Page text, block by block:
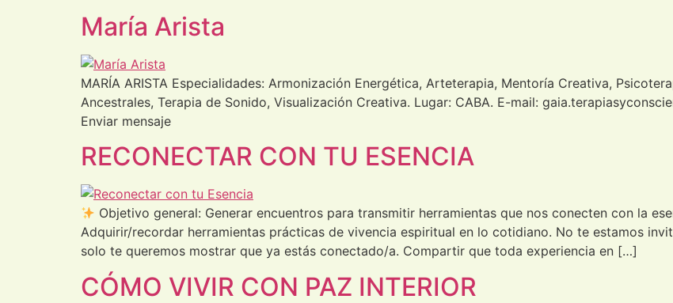
María Arista
MARÍA ARISTA Especialidades: Armonización Energética, Arteterapia, Mentoría Creativa,
Ancestrales, Terapia de Sonido, Visualización Creativa. Lugar: CABA. E-mail:
Enviar mensaje
RECONECTAR CON TU ESENCIA
Objetivo general: Generar encuentros para transmitir herramientas que nos conecten con la
Adquirir/recordar herramientas prácticas de vivencia espiritual en lo cotidiano. No te estamos
solo te queremos mostrar que ya estás conectado/a. Compartir que toda experiencia en […]
CÓMO VIVIR CON PAZ INTERIOR